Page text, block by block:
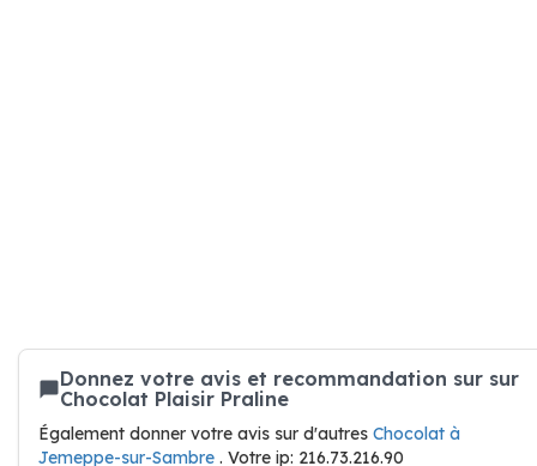
Donnez votre avis et recommandation sur sur
Chocolat Plaisir Praline
Également donner votre avis sur d'autres Chocolat à
Jemeppe-sur-Sambre . Votre ip: 216.73.216.90